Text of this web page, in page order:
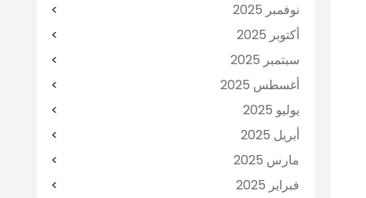
نوفمبر 2025
أكتوبر 2025
سبتمبر 2025
أغسطس 2025
يوليو 2025
أبريل 2025
مارس 2025
فبراير 2025